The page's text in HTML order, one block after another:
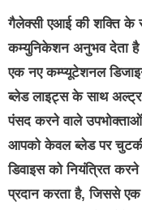
गैलेक्सी एआई की शक्ति के
कम्युनिकेशन अनुभव देता
एक नए कम्प्यूटेशनल
ब्लेड लाइट्स के साथ
पंसद करने वाले
आपको केवल ब्लेड पर
डिवाइस को नियंत्रित
प्रदान करता है, जिससे